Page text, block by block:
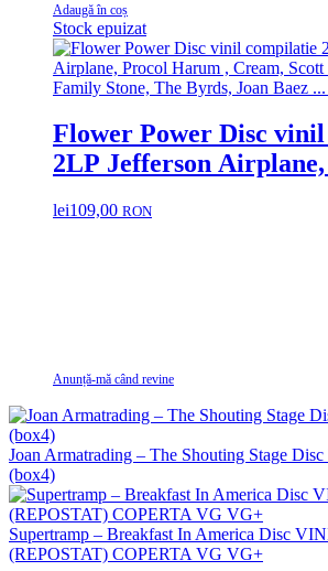
Adaugă în coș
Stock epuizat
Flower Power Disc vinil compilatie
2LP Jefferson
& The Family Stone,
lei109,00 RON
Anunță-mă când revine
Joan Armatrading – The Shouting Stage
(box4)
Supertramp – Breakfast In America Disc
(REPOSTAT) COPERTA VG VG+